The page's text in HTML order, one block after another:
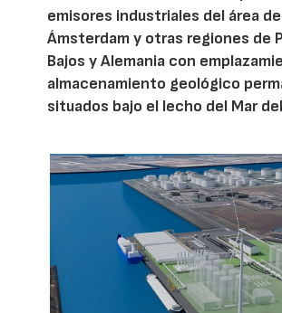
emisores industriales del área de
Ámsterdam y otras regiones de
Bajos y Alemania con
almacenamiento geológico
situados bajo el lecho del Mar